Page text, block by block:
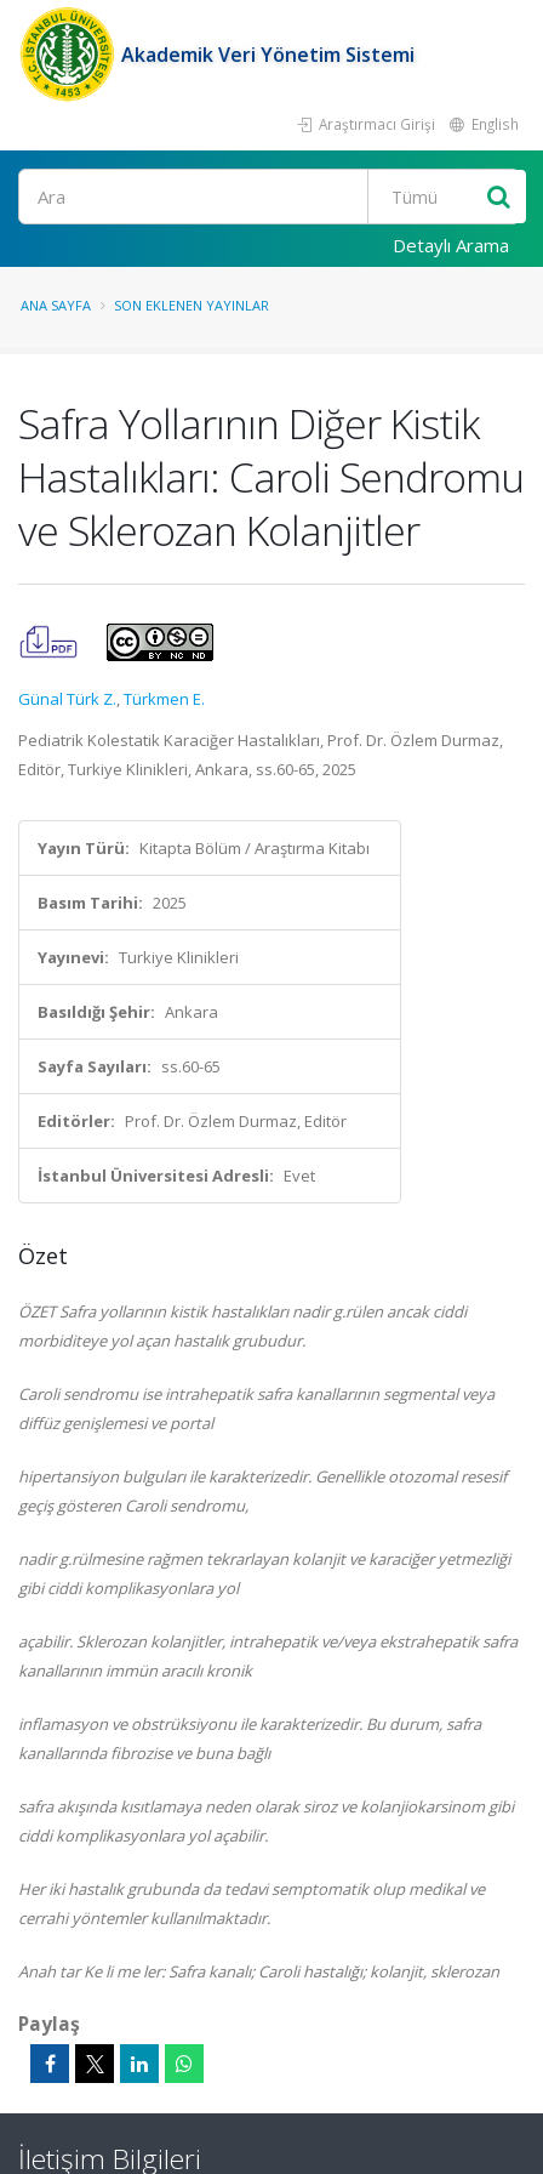
Akademik Veri Yönetim Sistemi
Araştırmacı Girişi English
Ara
Detaylı Arama
ANA SAYFA SON EKLENEN YAYINLAR
Safra Yollarının Diğer Kistik
Hastalıkları: Caroli Sendromu
ve Sklerozan Kolanjitler
Günal Türk Z.,Türkmen E.
Pediatrik Kolestatik Karaciğer Hastalıkları, Prof. Dr. Özlem Durmaz,
Editör, Turkiye Klinikleri, Ankara, ss.60-65, 2025
Yayın Türü: Kitapta Bölüm / Araştırma Kitabı
Basım Tarihi: 2025
Yayınevi: Turkiye Klinikleri
Basıldığı Şehir: Ankara
Sayfa Sayıları: ss.60-65
Editörler: Prof. Dr. Özlem Durmaz, Editör
İstanbul Üniversitesi Adresli: Evet
Özet
ÖZET Safra yollarının kistik hastalıkları nadir g.rülen ancak ciddi
morbiditeye yol açan hastalık grubudur.
Caroli sendromu ise intrahepatik safra kanallarının segmental veya
diffüz genişlemesi ve portal
hipertansiyon bulguları ile karakterizedir. Genellikle otozomal resesif
geçiş gösteren Caroli sendromu,
nadir g.rülmesine rağmen tekrarlayan kolanjit ve karaciğer yetmezliği
gibi ciddi komplikasyonlara yol
açabilir. Sklerozan kolanjitler, intrahepatik ve/veya ekstrahepatik safra
kanallarının immün aracılı kronik
inflamasyon ve obstrüksiyonu ile karakterizedir. Bu durum, safra
kanallarında fibrozise ve buna bağlı
safra akışında kısıtlamaya neden olarak siroz ve kolanjiokarsinom gibi
ciddi komplikasyonlara yol açabilir.
Her iki hastalık grubunda da tedavi semptomatik olup medikal ve
cerrahi yöntemler kullanılmaktadır.
Anah tar Ke li me ler: Safra kanalı; Caroli hastalığı; kolanjit, sklerozan
Paylaş
İletişim Bilgileri